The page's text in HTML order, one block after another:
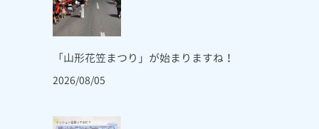
「山形花笠まつり」が始まりますね！
2026/08/05